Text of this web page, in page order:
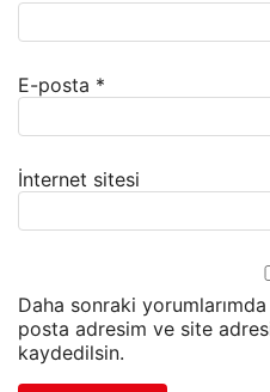
E-posta *
İnternet sitesi
Daha sonraki yorumlarımda
posta adresim ve site
kaydedilsin.